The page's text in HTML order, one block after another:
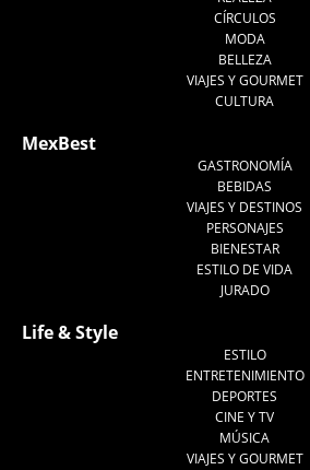
CÍRCULOS
MODA
BELLEZA
VIAJES Y GOURMET
CULTURA
MexBest
GASTRONOMÍA
BEBIDAS
VIAJES Y DESTINOS
PERSONAJES
BIENESTAR
ESTILO DE VIDA
JURADO
Life & Style
ESTILO
ENTRETENIMIENTO
DEPORTES
CINE Y TV
MÚSICA
VIAJES Y GOURMET